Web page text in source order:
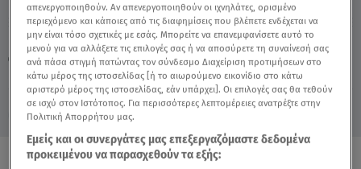
Πέμπτη 6 Αυγούστου 2026
17.10.21, 18:19
VIRAL
Πηγή: Ruptly
απενεργοποιηθούν. Αν απενεργοποιηθούν οι ιχνηλάτες, ορισμένο
περιεχόμενο και κάποιες από τις διαφημίσεις που βλέπετε ενδέχεται να
μην είναι τόσο σχετικές με εσάς. Μπορείτε να επανεμφανίσετε αυτό το
μενού για να αλλάξετε τις επιλογές σας ή να αποσύρετε τη συναίνεσή σας
ανά πάσα στιγμή πατώντας τον σύνδεσμο Διαχείριση προτιμήσεων στο
κάτω μέρος της ιστοσελίδας [ή το αιωρούμενο εικονίδιο στο κάτω
αριστερό μέρος της ιστοσελίδας, εάν υπάρχει]. Οι επιλογές σας θα τεθούν
σε ισχύ στον Ιστότοπος. Για περισσότερες λεπτομέρειες ανατρέξτε στην
Πολιτική Απορρήτου μας.
Εμείς και οι συνεργάτες μας επεξεργαζόμαστε δεδομένα
προκειμένου να παρασχεθούν τα εξής: